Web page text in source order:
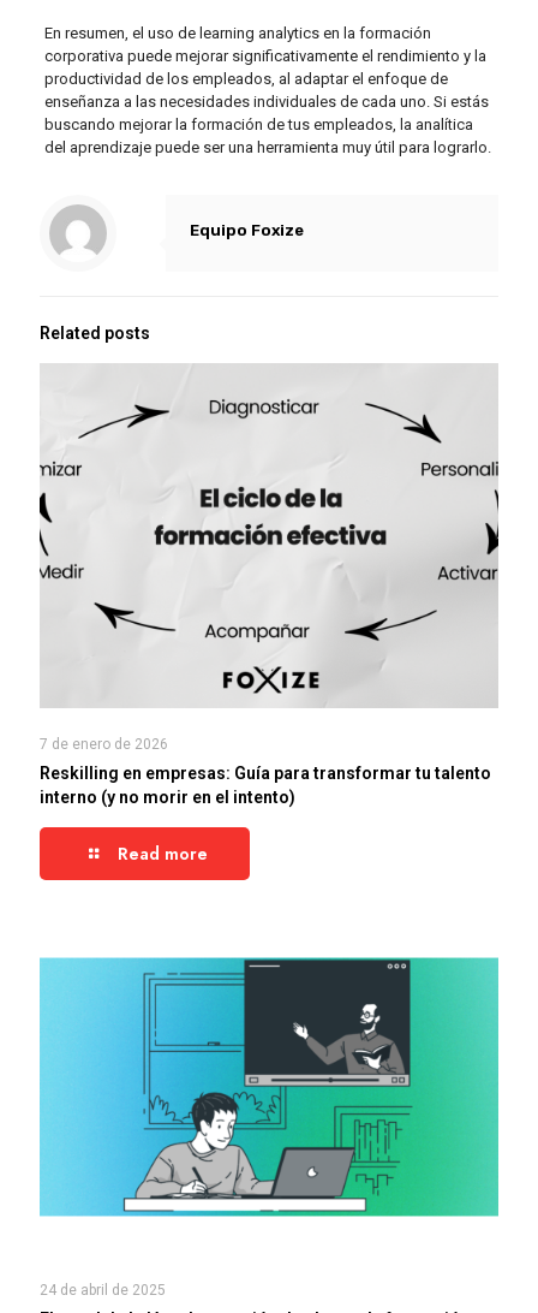
En resumen, el uso de learning analytics en la formación
corporativa puede mejorar significativamente el rendimiento y la
productividad de los empleados, al adaptar el enfoque de
enseñanza a las necesidades individuales de cada uno. Si estás
buscando mejorar la formación de tus empleados, la analítica
del aprendizaje puede ser una herramienta muy útil para lograrlo.
Equipo Foxize
Related posts
7 de enero de 2026
Reskilling en empresas: Guía para transformar tu talento
interno (y no morir en el intento)
Read more
24 de abril de 2025